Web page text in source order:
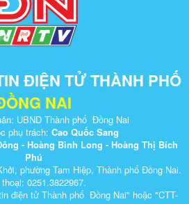
ĐIỆN TỬ THÀNH PHỐ
NAI
UBND Thành phố Đồng Nai
phụ trách: Cao Quốc Sang
- Hoàng Bình Long - Hoàng Thị Bích
Phú
phường Tam Hiệp, Thành phố Đồng Nai.
0251.3822967.
điện tử Thành phố Đồng Nai" hoặc "CTT-